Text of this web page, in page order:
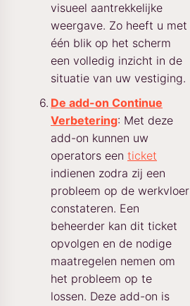
visueel aantrekkelijke
weergave. Zo heeft u met
één blik op het scherm
een volledig inzicht in de
situatie van uw vestiging.
De add-on Continue
Verbetering: Met deze
add-on kunnen uw
operators een ticket
indienen zodra zij een
probleem op de werkvloer
constateren. Een
beheerder kan dit ticket
opvolgen en de nodige
maatregelen nemen om
het probleem op te
lossen. Deze add-on is